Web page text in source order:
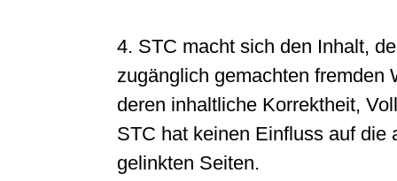
4. STC macht sich den Inhalt,
zugänglich gemachten fremden
deren inhaltliche Korrektheit,
STC hat keinen Einfluss auf die
gelinkten Seiten.